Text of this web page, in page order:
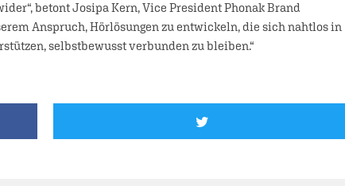
betont Josipa Kern, Vice President Phonak Brand
Anspruch, Hörlösungen zu entwickeln, die sich nahtlos in
selbstbewusst verbunden zu bleiben.“